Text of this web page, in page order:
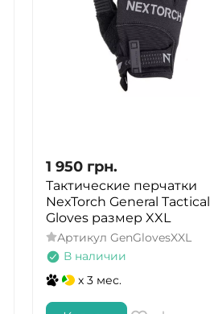
1 950 грн.
Тактические перчатки
NexTorch General Tactical
Gloves размер XXL
Артикул GenGlovesXXL
В наличии
x 3 мес.